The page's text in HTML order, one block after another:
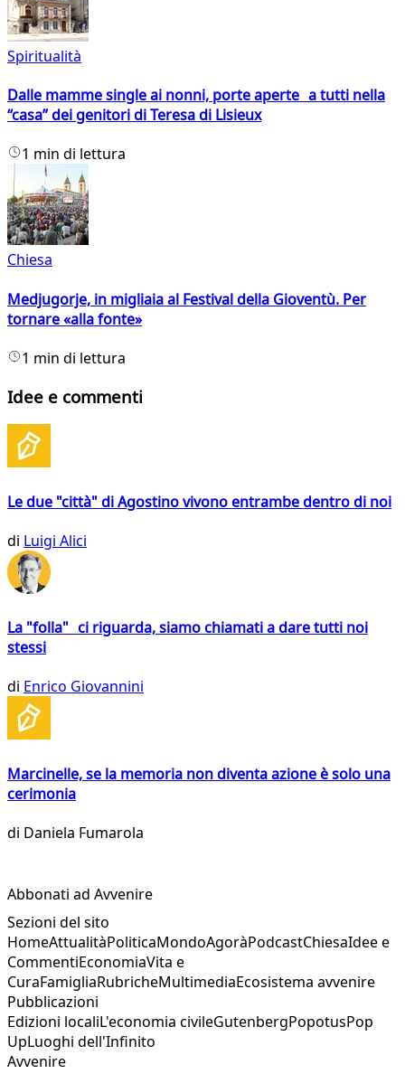
Spiritualità
Dalle mamme single ai nonni, porte aperte a tutti nella
“casa” dei genitori di Teresa di Lisieux
1 min di lettura
Chiesa
Medjugorje, in migliaia al Festival della Gioventù. Per
tornare «alla fonte»
1 min di lettura
Idee e commenti
Le due "città" di Agostino vivono entrambe dentro di noi
di Luigi Alici
La "folla" ci riguarda, siamo chiamati a dare tutti noi
stessi
di Enrico Giovannini
Marcinelle, se la memoria non diventa azione è solo una
cerimonia
di Daniela Fumarola
Abbonati ad Avvenire
Sezioni del sito
HomeAttualitàPoliticaMondoAgoràPodcastChiesaIdee e
CommentiEconomiaVita e
CuraFamigliaRubricheMultimediaEcosistema avvenire
Pubblicazioni
Edizioni localiL'economia civileGutenbergPopotusPop
UpLuoghi dell'Infinito
Avvenire